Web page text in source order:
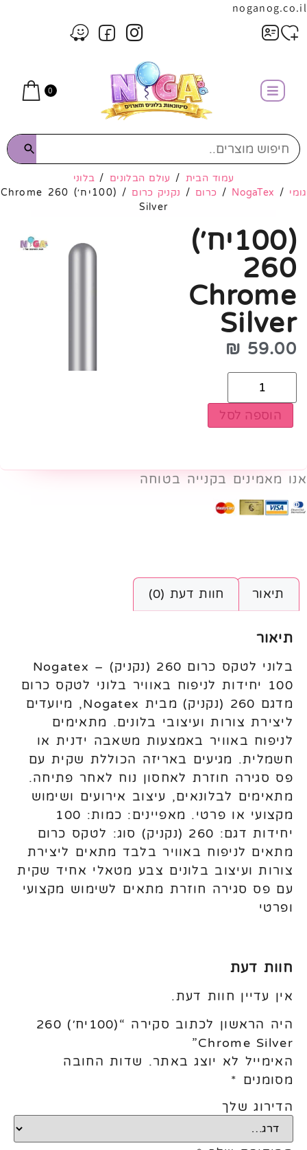
noganog.co.il
0
עמוד הבית / עולם הבלונים / בלוני
גומי /
NogaTex
/ כרום / נקניק כרום
/ (100יח׳) 260 Chrome
Silver
(100יח׳)
260
Chrome
Silver
59.00
₪
הוספה לסל
אנו מאמינים בקנייה בטוחה
תיאור חוות דעת (0)
תיאור
בלוני לטקס כרום 260 (נקניק) Nogatex –
100 יחידות לניפוח באוויר בלוני לטקס כרום
מדגם 260 (נקניק) מבית Nogatex, מיועדים
ליצירת צורות ועיצובי בלונים. מתאימים
לניפוח באוויר באמצעות משאבה ידנית או
חשמלית. מגיעים באריזה הכוללת שקית עם
פס סגירה חוזרת לאחסון נוח לאחר פתיחה.
מתאימים לבלונאים, עיצוב אירועים ושימוש
מקצועי או פרטי. מאפיינים: כמות: 100
יחידות דגם: 260 (נקניק) סוג: לטקס כרום
מתאים לניפוח באוויר בלבד מתאים ליצירת
צורות ועיצוב בלונים צבע מטאלי אחיד שקית
עם פס סגירה חוזרת מתאים לשימוש מקצועי
ופרטי
חוות דעת
אין עדיין חוות דעת.
היה הראשון לכתוב סקירה “(100יח׳) 260
Chrome Silver”
האימייל לא יוצג באתר. שדות החובה
מסומנים *
הדירוג שלך